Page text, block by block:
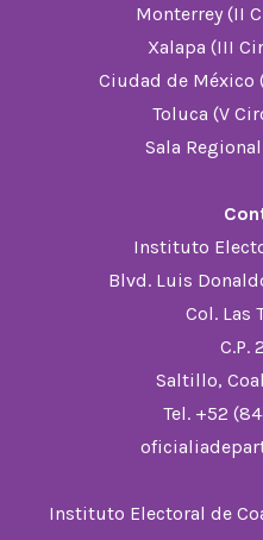
Monterrey (II
Xalapa (III
Ciudad de México
Toluca (V
Sala
Instituto
Blvd. Luis
Col. Las
C.P.
Saltillo,
Tel. +52
Instituto Electoral de